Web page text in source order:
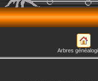
Arbres